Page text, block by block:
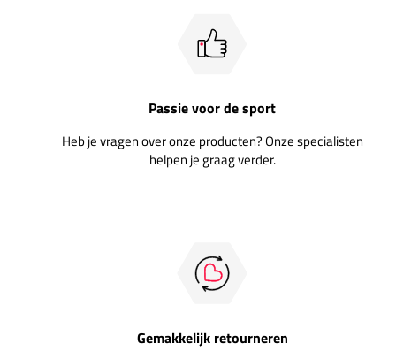
Passie voor de sport
Heb je vragen over onze producten? Onze specialisten
helpen je graag verder.
Gemakkelijk retourneren